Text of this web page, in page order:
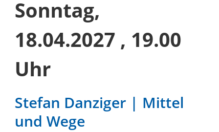
Sonntag,
18.04.2027 , 19.00
Uhr
Stefan Danziger | Mittel
und Wege